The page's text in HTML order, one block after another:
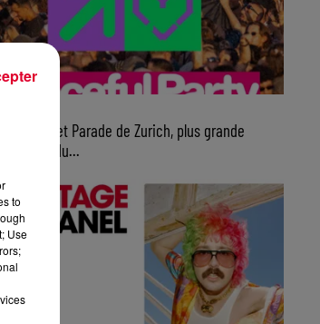
Street Parade de Zurich, plus grande
électro du...
to
Use